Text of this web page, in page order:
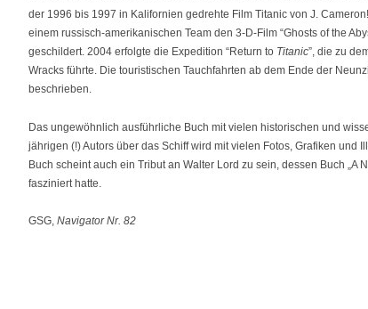
der 1996 bis 1997 in Kalifornien gedrehte Film Titanic von J.
einem russisch-amerikanischen Team den 3-D-Film “Ghosts of the
geschildert. 2004 erfolgte die Expedition “Return to Titanic”, die zu
Wracks führte. Die touristischen Tauchfahrten ab dem Ende der
beschrieben.
Das ungewöhnlich ausführliche Buch mit vielen historischen und
jährigen (!) Autors über das Schiff wird mit vielen Fotos, Grafiken und
Buch scheint auch ein Tribut an Walter Lord zu sein, dessen Buch „A
fasziniert hatte.
GSG, Navigator Nr. 82